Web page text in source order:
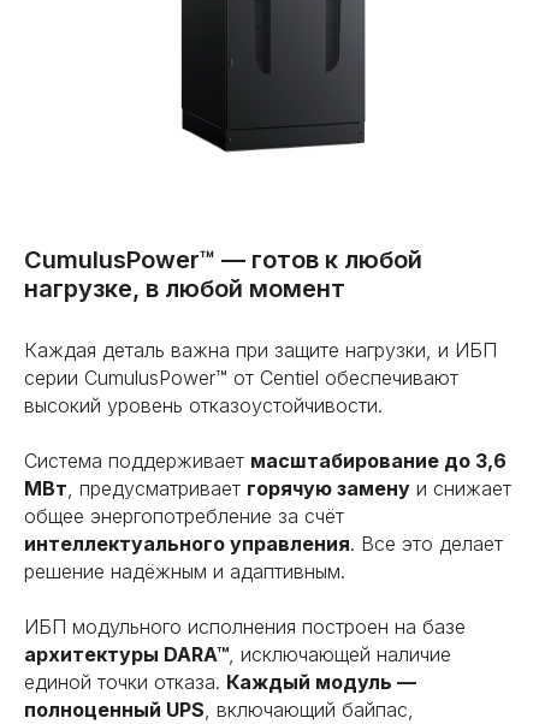
CumulusPower™ — готов к любой
нагрузке, в любой момент
Каждая деталь важна при защите нагрузки, и ИБП
серии CumulusPower™ от Centiel обеспечивают
высокий уровень отказоустойчивости.
Система поддерживает масштабирование до 3,6
МВт, предусматривает горячую замену и снижает
общее энергопотребление за счёт
интеллектуального управления. Все это делает
решение надёжным и адаптивным.
ИБП модульного исполнения построен на базе
архитектуры DARA™, исключающей наличие
единой точки отказа. Каждый модуль —
полноценный UPS, включающий байпас,